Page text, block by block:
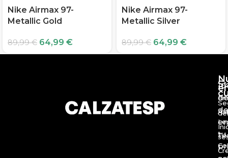
Nike Airmax 97-
Metallic Gold
89,99€ 64,99 €
Nike Airmax 97-
Metallic Silver
89,99€ 64,99 €
de
en
tu